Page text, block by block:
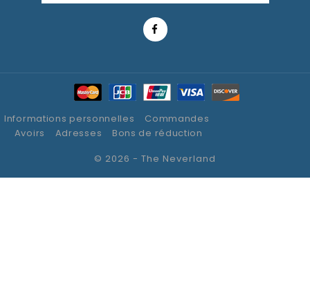
Informations personnelles
Commandes
Avoirs
Adresses
Bons de réduction
© 2026 - The Neverland